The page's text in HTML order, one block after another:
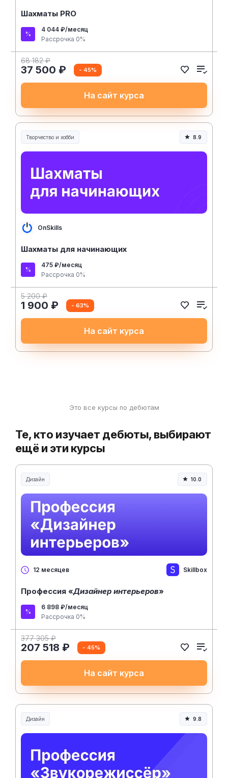
Шахматы PRO
4 044 ₽/месяц
Рассрочка 0%
68 182 ₽
37 500 ₽ - 45%
На сайт курса
Творчество и хобби
Творчество, контент и хобби
8.9
OnSkills
Шахматы для начинающих
475 ₽/месяц
Рассрочка 0%
5 200 ₽
1 900 ₽ - 63%
На сайт курса
Это все курсы по дебютам
Те, кто изучает дебюты, выбирают
ещё и эти курсы
Дизайн 10.0
12 месяцев Skillbox
Профессия «Дизайнер интерьеров»
6 898 ₽/месяц
Рассрочка 0%
377 305 ₽
207 518 ₽ - 45%
На сайт курса
Дизайн 9.8